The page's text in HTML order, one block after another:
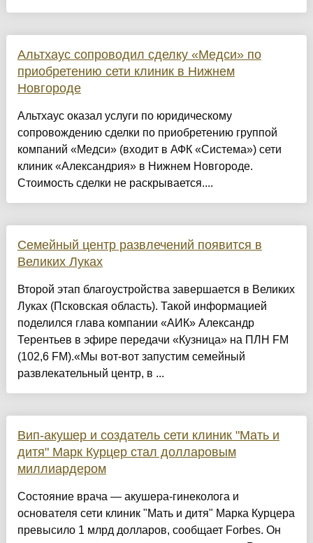
Альтхаус сопроводил сделку «Медси» по
приобретению сети клиник в Нижнем
Новгороде
Альтхаус оказал услуги по юридическому
сопровождению сделки по приобретению группой
компаний «Медси» (входит в АФК «Система») сети
клиник «Александрия» в Нижнем Новгороде.
Стоимость сделки не раскрывается....
Семейный центр развлечений появится в
Великих Луках
Второй этап благоустройства завершается в Великих
Луках (Псковская область). Такой информацией
поделился глава компании «АИК» Александр
Терентьев в эфире передачи «Кузница» на ПЛН FM
(102,6 FM).«Мы вот-вот запустим семейный
развлекательный центр, в ...
Вип-акушер и создатель сети клиник "Мать и
дитя" Марк Курцер стал долларовым
миллиардером
Состояние врача — акушера-гинеколога и
основателя сети клиник "Мать и дитя" Марка Курцера
превысило 1 млрд долларов, сообщает Forbes. Он